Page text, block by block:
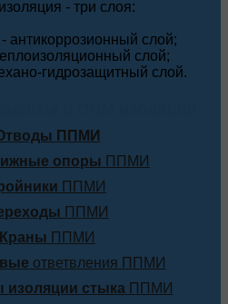
- три слоя:
- антикоррозионный слой;
слой;
гидрозащитный слой.
ППМИ
опоры ППМИ
ППМИ
ППМИ
Краны ППМИ
ответвления ППМИ
изоляции стыкаППМИ